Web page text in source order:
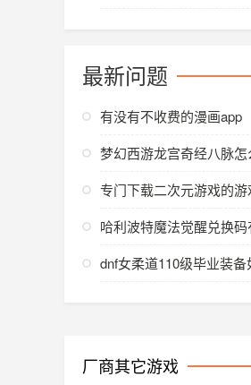
最新问题
有没有不收费的漫画app
梦幻西游龙宫奇经八脉怎
专门下载二次元游戏的
哈利波特魔法觉醒兑换码
dnf女柔道110级毕业装备
厂商其它游戏